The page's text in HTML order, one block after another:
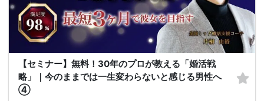
【セミナー】無料！30年のプロが教える「婚活戦
略」｜今のままでは一生変わらないと感じる男性へ
④